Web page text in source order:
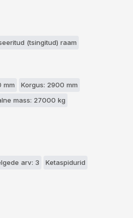
(tsingitud) raam
mm
Korgus: 2900 mm
mass: 27000 kg
arv: 3 Ketaspidurid